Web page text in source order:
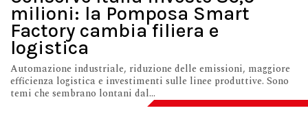
milioni: la Pomposa Smart
Factory cambia filiera e
logistica
Automazione industriale, riduzione delle emissioni, maggiore
efficienza logistica e investimenti sulle linee produttive. Sono
temi che sembrano lontani dal...